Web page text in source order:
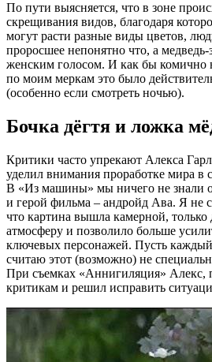
По пути выясняется, что в зоне
скрещивания видов, благодаря
могут расти разные виды цветов,
проросшее непонятно что, а
женским голосом. И как бы комично
по моим меркам это было
(особенно если смотреть ночью).
Бочка дёгтя и ложка
Критики часто упрекают Алекса
уделил внимания проработке мира в
В «Из машины» мы ничего не знали
и герой фильма – андройд Ава. Я не
что картина вышла камерной,
атмосферу и позволило больше
ключевых персонажей. Пусть каждый
считаю этот (возможно) не
При съемках «Аннигиляция» Алекс,
критикам и решил исправить